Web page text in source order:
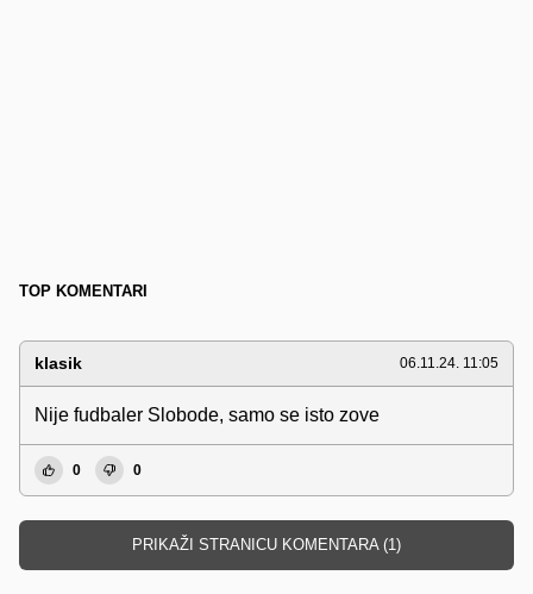
TOP KOMENTARI
klasik 06.11.24. 11:05
Nije fudbaler Slobode, samo se isto zove
0 0
PRIKAŽI STRANICU KOMENTARA (1)